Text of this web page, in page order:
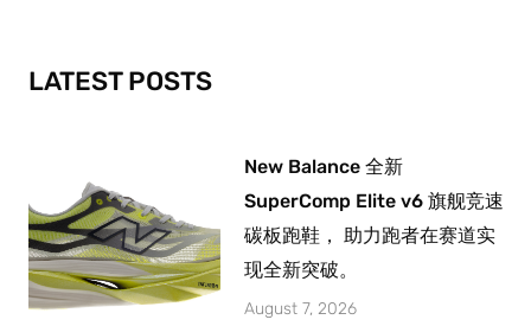
-
f
m
LATEST POSTS
New Balance 全新
SuperComp Elite v6 旗舰竞速
碳板跑鞋， 助力跑者在赛道实
现全新突破。
August 7, 2026